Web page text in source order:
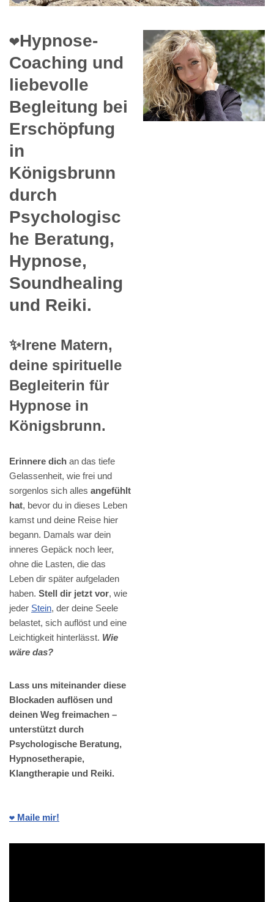
❤️Hypnose-
Coaching und
liebevolle
Begleitung bei
Erschöpfung
in
Königsbrunn
durch
Psychologisc
he Beratung,
Hypnose,
Soundhealing
und Reiki.
✨Irene Matern,
deine spirituelle
Begleiterin für
Hypnose in
Königsbrunn.
Erinnere dich an das tiefe
Gelassenheit, wie frei und
sorgenlos sich alles angefühlt
hat, bevor du in dieses Leben
kamst und deine Reise hier
begann. Damals war dein
inneres Gepäck noch leer,
ohne die Lasten, die das
Leben dir später aufgeladen
haben. Stell dir jetzt vor, wie
jeder Stein, der deine Seele
belastet, sich auflöst und eine
Leichtigkeit hinterlässt. Wie
wäre das?
Lass uns miteinander diese
Blockaden auflösen und
deinen Weg freimachen –
unterstützt durch
Psychologische Beratung,
Hypnosetherapie,
Klangtherapie und Reiki.
❤️ Maile mir!